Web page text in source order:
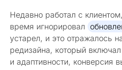
Недавно работал с
время игнорировал
устарел, и это отражалось
редизайна, который
и адаптивности, конверсия